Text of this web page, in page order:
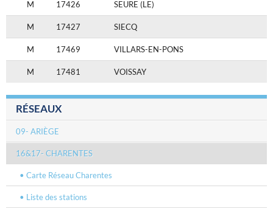
M 17426 SEURE (LE)
M 17427 SIECQ
M 17469 VILLARS-EN-PONS
M 17481 VOISSAY
RÉSEAUX
09- ARIÈGE
16&17- CHARENTES
Carte Réseau Charentes
Liste des stations